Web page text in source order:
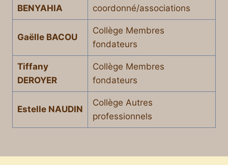
BENYAHIA
coordonné/associations
Gaëlle BACOU
Collège Membres
fondateurs
Tiffany
DEROYER
Collège Membres
fondateurs
Estelle NAUDIN
Collège Autres
professionnels